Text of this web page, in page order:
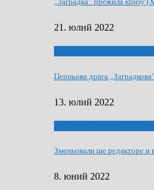
21. юлий 2022
Церньова драга
13. юлий 2022
Зменьовали ше редакторе и
8. юний 2022